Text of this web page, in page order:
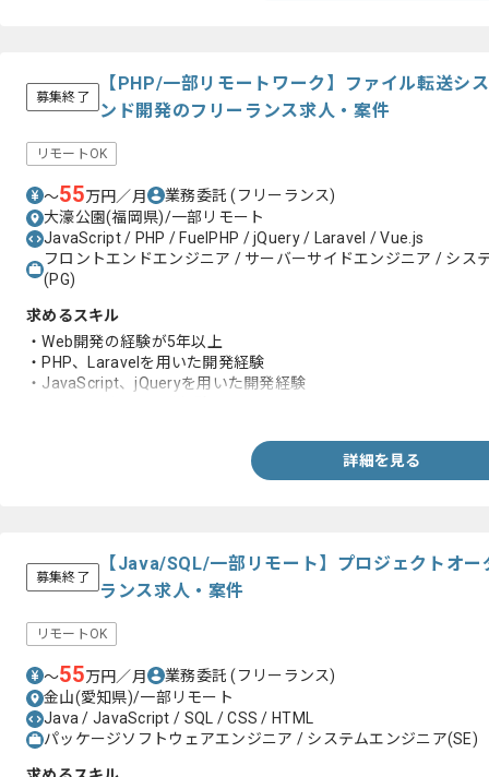
募集終了
【PHP/一部リモートワーク】ファイル転送シ
ンド開発のフリーランス求人・案件
リモートOK
〜55万円／月 業務委託(フリーランス)
大濠公園(福岡県)/一部リモート
JavaScript / PHP / FuelPHP / jQuery / Laravel / Vue.js
フロントエンドエンジニア / サーバーサイドエンジニア / シス
(PG)
求めるスキル
・Web開発の経験が5年以上
・PHP、Laravelを用いた開発経験
・JavaScript、jQueryを用いた開発経験
詳細を見る
募集終了
【Java/SQL/一部リモート】プロジェクトオー
ランス求人・案件
リモートOK
〜55万円／月 業務委託(フリーランス)
金山(愛知県)/一部リモート
Java / JavaScript / SQL / CSS / HTML
パッケージソフトウェアエンジニア / システムエンジニア(SE)